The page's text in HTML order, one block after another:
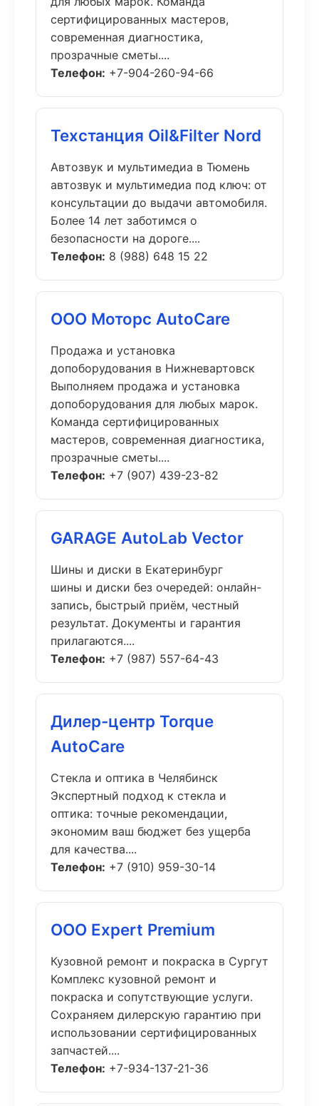
сертифицированных мастеров,
современная диагностика,
прозрачные сметы....
Телефон: +7-904-260-94-66
Техстанция Oil&Filter Nord
Автозвук и мультимедиа в Тюмень
автозвук и мультимедиа под ключ: от
консультации до выдачи автомобиля.
Более 14 лет заботимся о
безопасности на дороге....
Телефон: 8 (988) 648 15 22
ООО Моторс AutoCare
Продажа и установка
допоборудования в Нижневартовск
Выполняем продажа и установка
допоборудования для любых марок.
Команда сертифицированных
мастеров, современная диагностика,
прозрачные сметы....
Телефон: +7 (907) 439-23-82
GARAGE AutoLab Vector
Шины и диски в Екатеринбург
шины и диски без очередей: онлайн-
запись, быстрый приём, честный
результат. Документы и гарантия
прилагаются....
Телефон: +7 (987) 557-64-43
Дилер-центр Torque
AutoCare
Стекла и оптика в Челябинск
Экспертный подход к стекла и
оптика: точные рекомендации,
экономим ваш бюджет без ущерба
для качества....
Телефон: +7 (910) 959-30-14
ООО Expert Premium
Кузовной ремонт и покраска в Сургут
Комплекс кузовной ремонт и
покраска и сопутствующие услуги.
Сохраняем дилерскую гарантию при
использовании сертифицированных
запчастей....
Телефон: +7-934-137-21-36